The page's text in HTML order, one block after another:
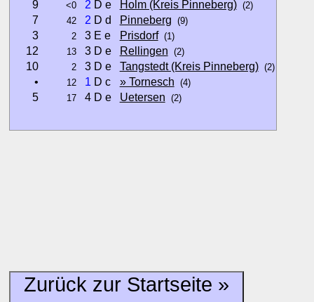
9 <0 2 D e Holm (Kreis Pinneberg) (2)
7 42 2 D d Pinneberg (9)
3 2 3 E e Prisdorf (1)
12 13 3 D e Rellingen (2)
10 2 3 D e Tangstedt (Kreis Pinneberg) (2)
• 12 1 D c » Tornesch (4)
5 17 4 D e Uetersen (2)
Bewertungen zurzeit noch ohne Lage-Bewertung.
Zurück zur Startseite »